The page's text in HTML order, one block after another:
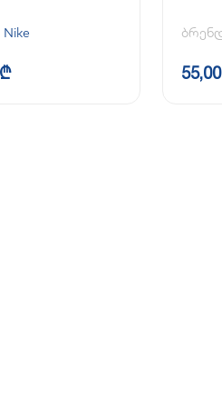
Nike